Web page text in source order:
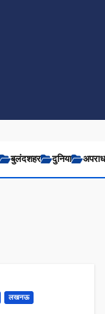
बुलंदशहर दुनिया अपराध
लखनऊ